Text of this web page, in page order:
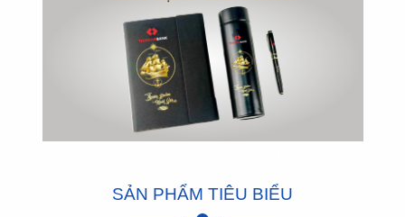
SẢN PHẨM TIÊU BIỂU